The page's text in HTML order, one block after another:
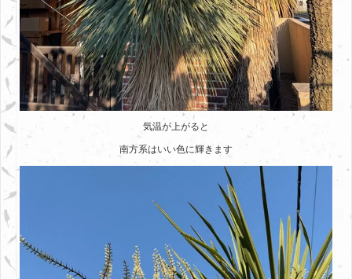
気温が上がると
南方系はいい色に輝きます